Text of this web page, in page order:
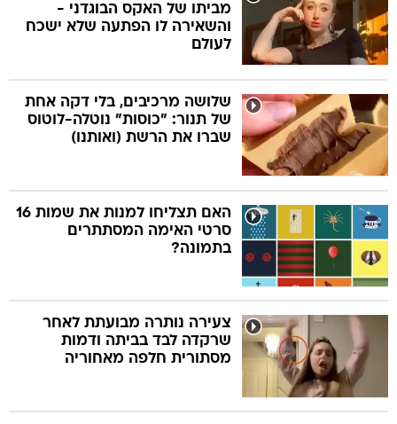
מביתו של האקס הבוגדני -
והשאירה לו הפתעה שלא ישכח
לעולם
שלושה מרכיבים, בלי דקה אחת
של תנור: "כוסות" נוטלה-לוטוס
שברו את הרשת (ואותנו)
האם תצליחו למנות את שמות 16
סרטי האימה המסתתרים
בתמונה?
צעירה נותרה מבועתת לאחר
שרקדה לבד בביתה ודמות
מסתורית חלפה מאחוריה